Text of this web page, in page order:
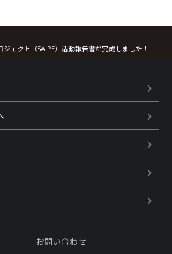
ェクト（SAIPE）活動報告書が完成しました！
お問い合わせ